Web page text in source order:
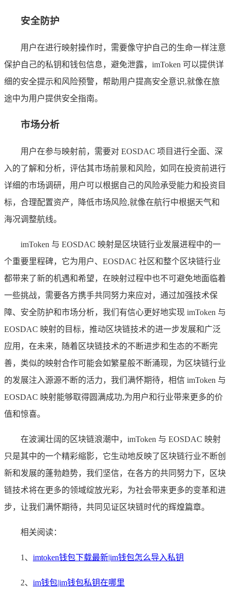
安全防护
用户在进行映射操作时，需要像守护自己的生命一样注意
保护自己的私钥和钱包信息，避免泄露，imToken 可以提供详
细的安全提示和风险预警，帮助用户提高安全意识,就像在旅
途中为用户提供安全指南。
市场分析
用户在参与映射前，需要对 EOSDAC 项目进行全面、深
入的了解和分析，评估其市场前景和风险，如同在投资前进行
详细的市场调研，用户可以根据自己的风险承受能力和投资目
标，合理配置资产，降低市场风险,就像在航行中根据天气和
海况调整航线。
imToken 与 EOSDAC 映射是区块链行业发展进程中的一
个重要里程碑，它为用户、EOSDAC 社区和整个区块链行业
都带来了新的机遇和希望，在映射过程中也不可避免地面临着
一些挑战，需要各方携手共同努力来应对，通过加强技术保
障、安全防护和市场分析，我们有信心更好地实现 imToken 与
EOSDAC 映射的目标，推动区块链技术的进一步发展和广泛
应用，在未来，随着区块链技术的不断进步和生态的不断完
善，类似的映射合作可能会如繁星般不断涌现，为区块链行业
的发展注入源源不断的活力，我们满怀期待，相信 imToken 与
EOSDAC 映射能够取得圆满成功,为用户和行业带来更多的价
值和惊喜。
在波澜壮阔的区块链浪潮中，imToken 与 EOSDAC 映射
只是其中的一个精彩缩影，它生动地反映了区块链行业不断创
新和发展的蓬勃趋势，我们坚信，在各方的共同努力下，区块
链技术将在更多的领域绽放光彩，为社会带来更多的变革和进
步，让我们满怀期待，共同见证区块链时代的辉煌篇章。
相关阅读：
1、 imtoken钱包下载最新|im钱包怎么导入私钥
2、 im钱包|im钱包私钥在哪里